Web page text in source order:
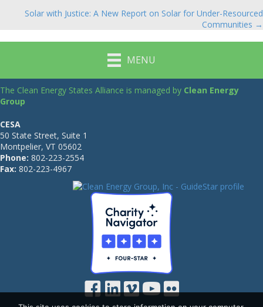
navigation
Solar with Justice: A New Report on Solar for Under-Resourced
Communities →
MENU
The Clean Energy States Alliance is managed by Clean Energy
Group
CESA
50 State Street, Suite 1
Montpelier, VT 05602
Phone: 802-223-2554
Fax: 802-223-4967